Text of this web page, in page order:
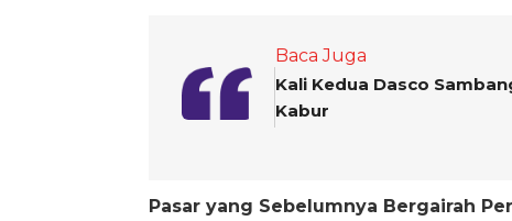
Baca Juga
Kali Kedua Dasco
Kabur
Pasar yang Sebelumnya Bergairah